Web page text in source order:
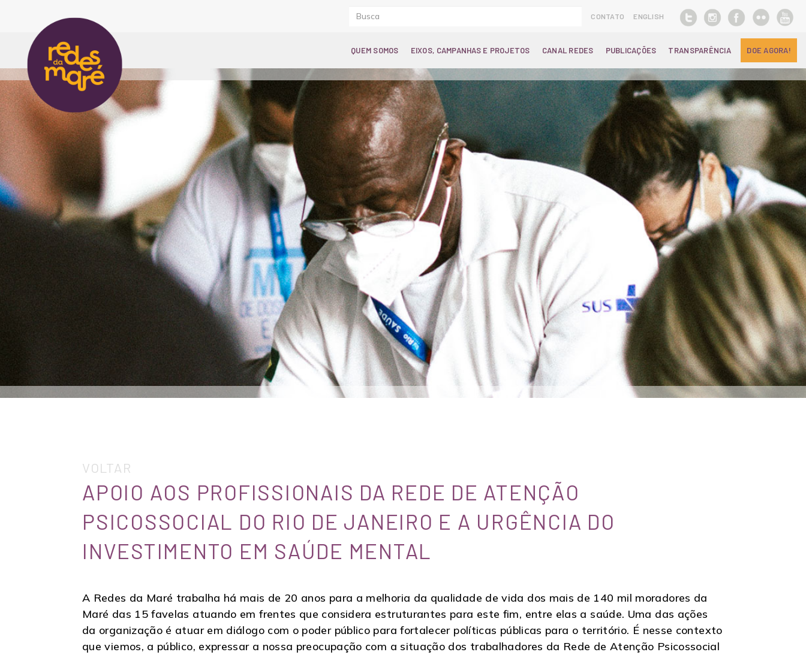
CONTATO ENGLISH
QUEM SOMOS EIXOS, CAMPANHAS E PROJETOS CANAL REDES PUBLICAÇÕES TRANSPARÊNCIA DOE AGORA!
VOLTAR
APOIO AOS PROFISSIONAIS DA REDE DE ATENÇÃO
PSICOSSOCIAL DO RIO DE JANEIRO E A URGÊNCIA DO
INVESTIMENTO EM SAÚDE MENTAL
A Redes da Maré trabalha há mais de 20 anos para a melhoria da qualidade de vida dos mais de 140 mil moradores da
Maré das 15 favelas atuando em frentes que considera estruturantes para este fim, entre elas a saúde. Uma das ações
da organização é atuar em diálogo com o poder público para fortalecer políticas públicas para o território. É nesse contexto
que viemos, a público, expressar a nossa preocupação com a situação dos trabalhadores da Rede de Atenção Psicossocial